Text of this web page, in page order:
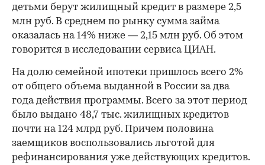
детьми берут жилищный кредит в размере 2,5
млн руб. В среднем по рынку сумма займа
оказалась на 14% ниже — 2,15 млн руб. Об этом
говорится в исследовании сервиса ЦИАН.
На долю семейной ипотеки пришлось всего 2%
от общего объема выданной в России за два
года действия программы. Всего за этот период
было выдано 48,7 тыс. жилищных кредитов
почти на 124 млрд руб. Причем половина
заемщиков воспользовались льготой для
рефинансирования уже действующих кредитов.